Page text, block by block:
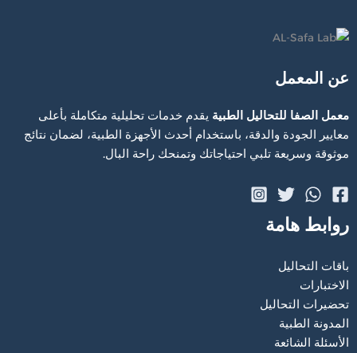
عن المعمل
معمل الصفا للتحاليل الطبية يقدم خدمات تحليلية متكاملة بأعلى
معايير الجودة والدقة، باستخدام أحدث الأجهزة الطبية، لضمان نتائج
موثوقة وسريعة تلبي احتياجاتك وتمنحك راحة البال.
روابط هامة
باقات التحاليل
الاختبارات
تحضيرات التحاليل
المدونة الطبية
الأسئلة الشائعة